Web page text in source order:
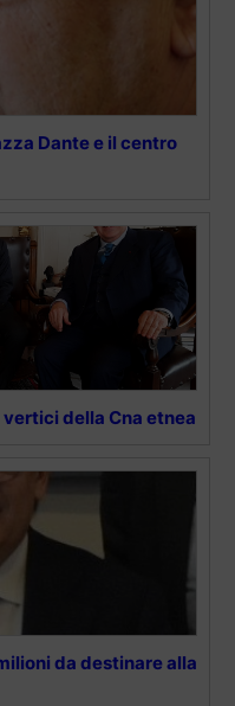
Dante e il centro
della Cna etnea
da destinare alla